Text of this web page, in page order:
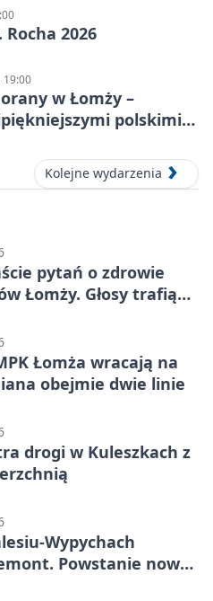
Rocha 2026
19:00
w Łomży –
polskimi
Kolejne wydarzenia
pytań o zdrowie
Łomży. Głosy trafią
Łomża wracają na
obejmie dwie linie
drogi w Kuleszkach z
Wypychach
Powstanie nowa